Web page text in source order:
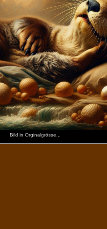
Bild in Orginalgrösse...